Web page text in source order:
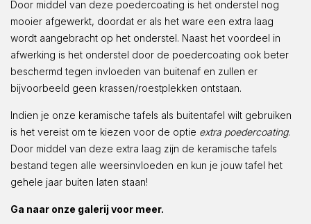
Door middel van deze poedercoating is het onderstel nog
mooier afgewerkt, doordat er als het ware een extra laag
wordt aangebracht op het onderstel. Naast het voordeel in
afwerking is het onderstel door de poedercoating ook beter
beschermd tegen invloeden van buitenaf en zullen er
bijvoorbeeld geen krassen/roestplekken ontstaan.
Indien je onze keramische tafels als buitentafel wilt gebruiken
is het vereist om te kiezen voor de optie extra poedercoating.
Door middel van deze extra laag zijn de keramische tafels
bestand tegen alle weersinvloeden en kun je jouw tafel het
gehele jaar buiten laten staan!
Ga naar onze galerij voor meer.